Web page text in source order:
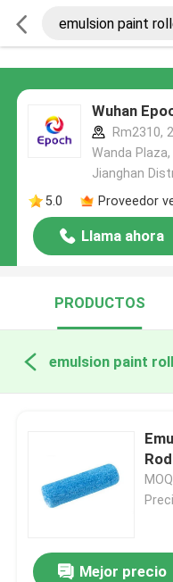
Wuhan
Rm2310,
Wanda
Jianghan
5.0
Proveedor
Llama ahora
PRODUCTOS
emulsion paint
Mejor precio